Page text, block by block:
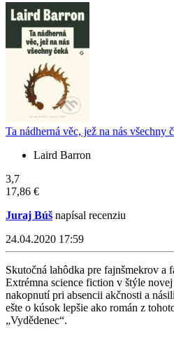
Ta nádherná věc, jež na nás všechny
Laird Barron
3,7
17,86 €
Juraj Búš napísal recenziu
24.04.2020 17:59
Skutočná lahôdka pre fajnšmekrov
Extrémna science fiction v štýle
nakopnutí pri absencii akčnosti a
ešte o kúsok lepšie ako román z
„Vydědenec“.